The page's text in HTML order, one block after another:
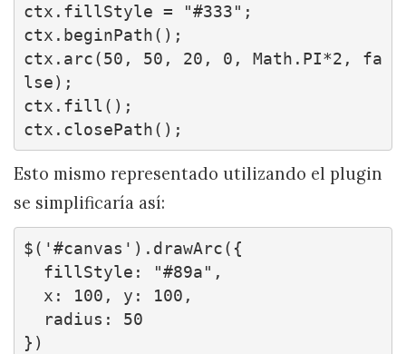
ctx.fillStyle = "#333";
ctx.beginPath();
ctx.arc(50, 50, 20, 0, Math.PI*2, fa
lse);
ctx.fill();
ctx.closePath();
Esto mismo representado utilizando el plugin
se simplificaría así:
$('#canvas').drawArc({
})